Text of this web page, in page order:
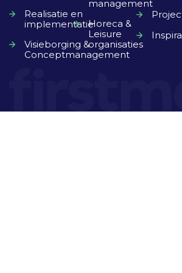
Realisatie en
implementatie
Visieborging &
Conceptmanagement
management
Horeca &
Leisure
organisaties